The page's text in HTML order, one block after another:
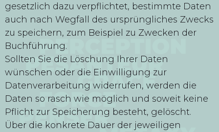
gesetzlich dazu verpflichtet, bestimmte Daten
auch nach Wegfall des ursprüngliches Zwecks
zu speichern, zum Beispiel zu Zwecken der
Buchführung.
Sollten Sie die Löschung Ihrer Daten
wünschen oder die Einwilligung zur
Datenverarbeitung widerrufen, werden die
Daten so rasch wie möglich und soweit keine
Pflicht zur Speicherung besteht, gelöscht.
Über die konkrete Dauer der jeweiligen